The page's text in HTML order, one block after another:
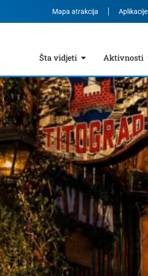
Mapa atrakcija Aplikacije
Šta vidjeti Aktivnosti